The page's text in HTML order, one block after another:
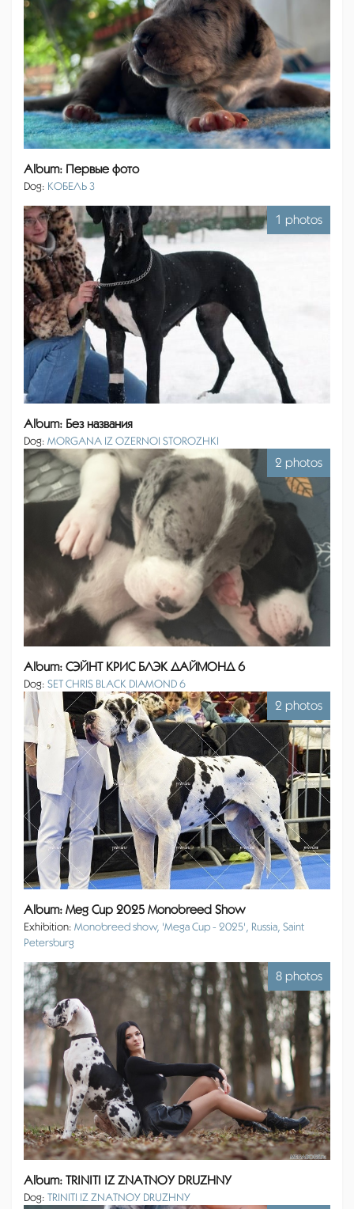
Album: Первые фото
Dog: КОБЕЛЬ 3
1 photos
Album: Без названия
Dog: MORGANA IZ OZERNOI STOROZHKI
2 photos
Album: СЭЙНТ КРИС БЛЭК ДАЙМОНД 6
Dog: SET CHRIS BLACK DIAMOND 6
2 photos
Album: Meg Cup 2025 Monobreed Show
Exhibition: Monobreed show, 'Mega Cup - 2025', Russia, Saint
Petersburg
8 photos
Album: TRINITI IZ ZNATNOY DRUZHNY
Dog: TRINITI IZ ZNATNOY DRUZHNY